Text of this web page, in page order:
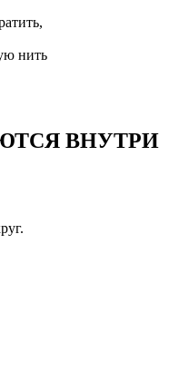
нить
ВНУТРИ